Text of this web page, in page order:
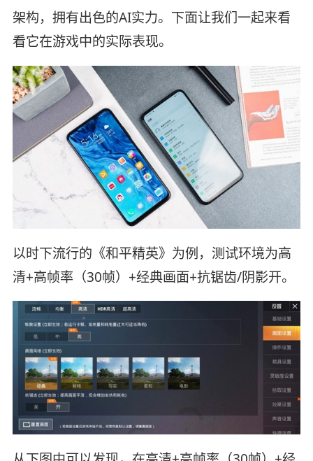
架构，拥有出色的AI实力。下面让我们一起来看
看它在游戏中的实际表现。
以时下流行的《和平精英》为例，测试环境为高
清+高帧率（30帧）+经典画面+抗锯齿/阴影开。